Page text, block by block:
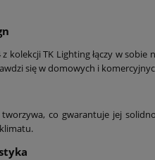
z kolekcji TK Lighting łączy w
się w domowych i
co gwarantuje jej